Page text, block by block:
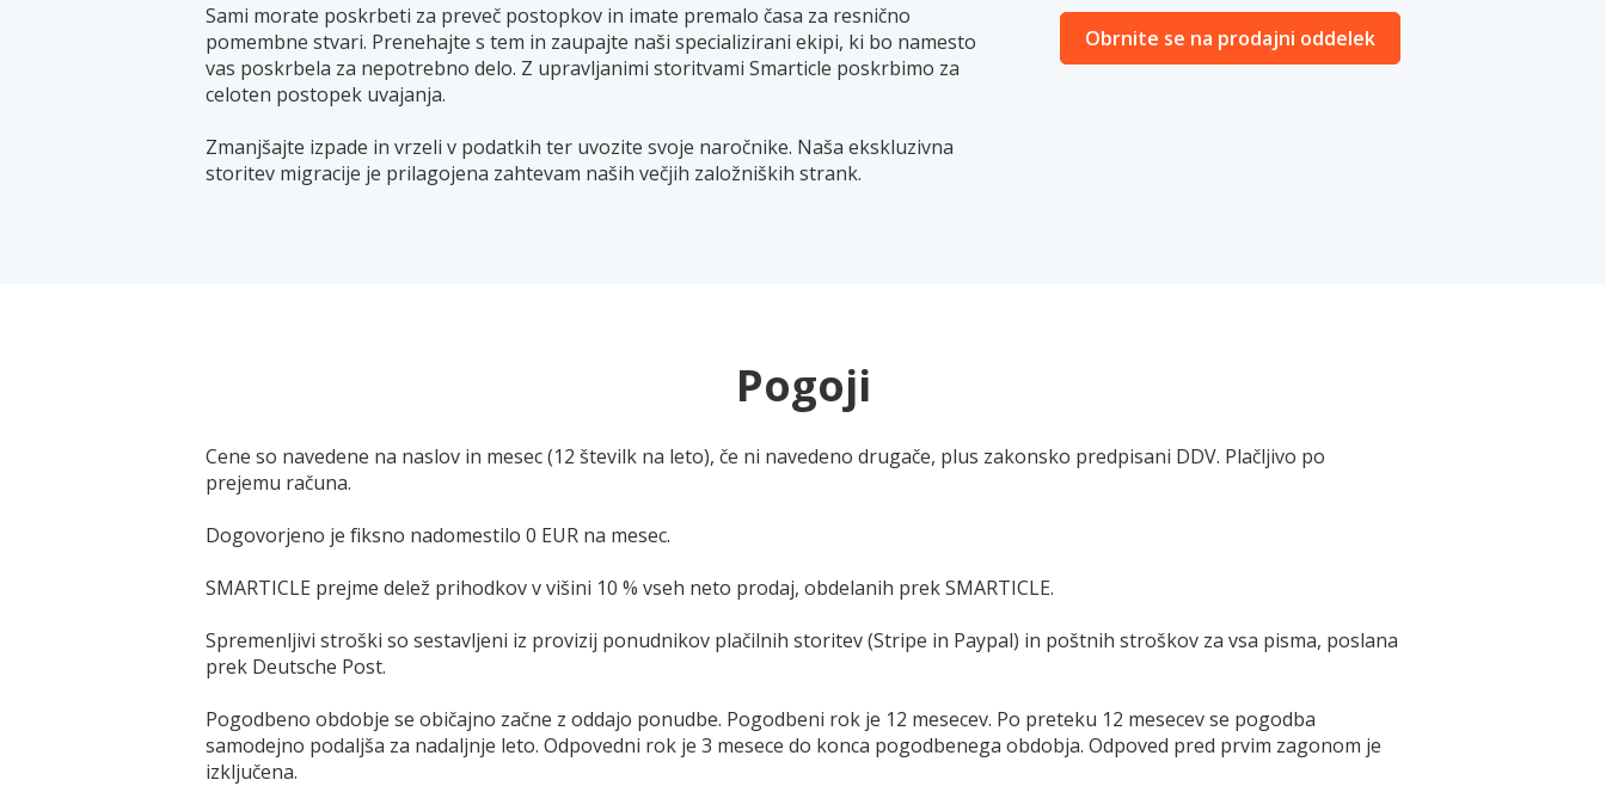
Sami morate poskrbeti za preveč postopkov in imate premalo časa za resnično
pomembne stvari. Prenehajte s tem in zaupajte naši specializirani ekipi, ki bo namesto
vas poskrbela za nepotrebno delo. Z upravljanimi storitvami Smarticle poskrbimo za
celoten postopek uvajanja.
Zmanjšajte izpade in vrzeli v podatkih ter uvozite svoje naročnike. Naša ekskluzivna
storitev migracije je prilagojena zahtevam naših večjih založniških strank.
Obrnite se na prodajni oddelek
Pogoji
Cene so navedene na naslov in mesec (12 številk na leto), če ni navedeno drugače, plus zakonsko predpisani DDV. Plačljivo po
prejemu računa.
Dogovorjeno je fiksno nadomestilo 0 EUR na mesec.
SMARTICLE prejme delež prihodkov v višini 10 % vseh neto prodaj, obdelanih prek SMARTICLE.
Spremenljivi stroški so sestavljeni iz provizij ponudnikov plačilnih storitev (Stripe in Paypal) in poštnih stroškov za vsa pisma, poslana
prek Deutsche Post.
Pogodbeno obdobje se običajno začne z oddajo ponudbe. Pogodbeni rok je 12 mesecev. Po preteku 12 mesecev se pogodba
samodejno podaljša za nadaljnje leto. Odpovedni rok je 3 mesece do konca pogodbenega obdobja. Odpoved pred prvim zagonom je
izključena.